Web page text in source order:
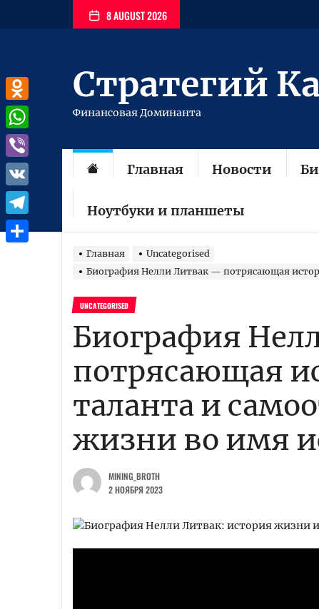
8 AUGUST 2026
Стратегий
Финансовая Доминанта
Главная Новости
Ноутбуки и планшеты
Главная
Uncategorised
Биография Нелли Литвак — потрясающая
UNCATEGORISED
Биография
потрясающая
таланта и
жизни во имя
MINING_BROTH
2 НОЯБРЯ 2023
Odnoklassniki
WhatsApp
Viber
VK
Telegram